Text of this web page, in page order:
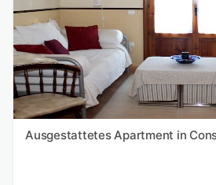
Ausgestattetes Apartment in